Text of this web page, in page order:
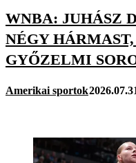
WNBA: JUHÁSZ
NÉGY
GYŐZELMI
Amerikai sportok